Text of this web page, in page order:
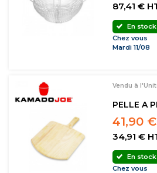
87,41 €
En stock
Chez vous
Mardi 11/08
Vendu à
PELLE A
41,90
34,91 €
En stock
Chez vous